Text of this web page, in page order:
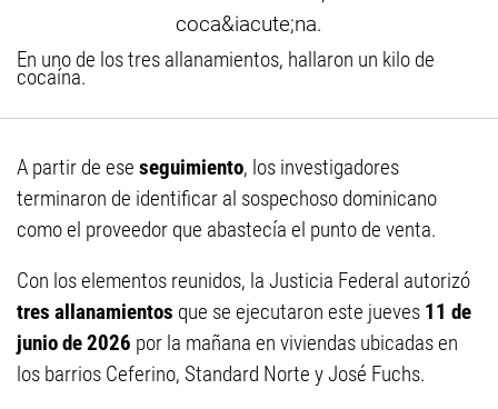
En uno de los tres allanamientos, hallaron un kilo de
cocaína.
A partir de ese seguimiento, los investigadores
terminaron de identificar al sospechoso dominicano
como el proveedor que abastecía el punto de venta.
Con los elementos reunidos, la Justicia Federal autorizó
tres allanamientos que se ejecutaron este jueves 11 de
junio de 2026 por la mañana en viviendas ubicadas en
los barrios Ceferino, Standard Norte y José Fuchs.